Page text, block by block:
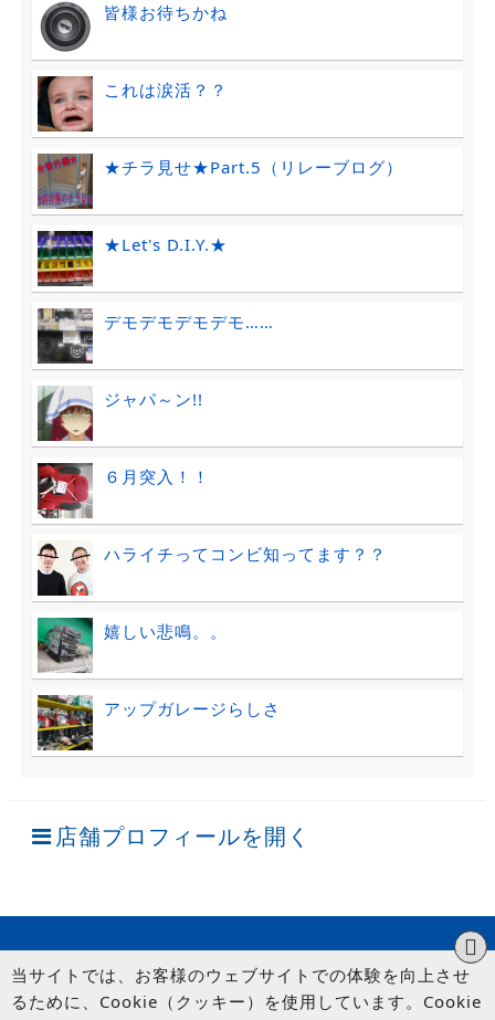
皆様お待ちかね
これは涙活？？
★チラ見せ★Part.5（リレーブログ）
★Let's D.I.Y.★
デモデモデモデモ……
ジャパ～ン!!
６月突入！！
ハライチってコンビ知ってます？？
嬉しい悲鳴。。
アップガレージらしさ
店舗プロフィールを開く
当サイトでは、お客様のウェブサイトでの体験を向上させ
るために、Cookie（クッキー）を使用しています。Cookie